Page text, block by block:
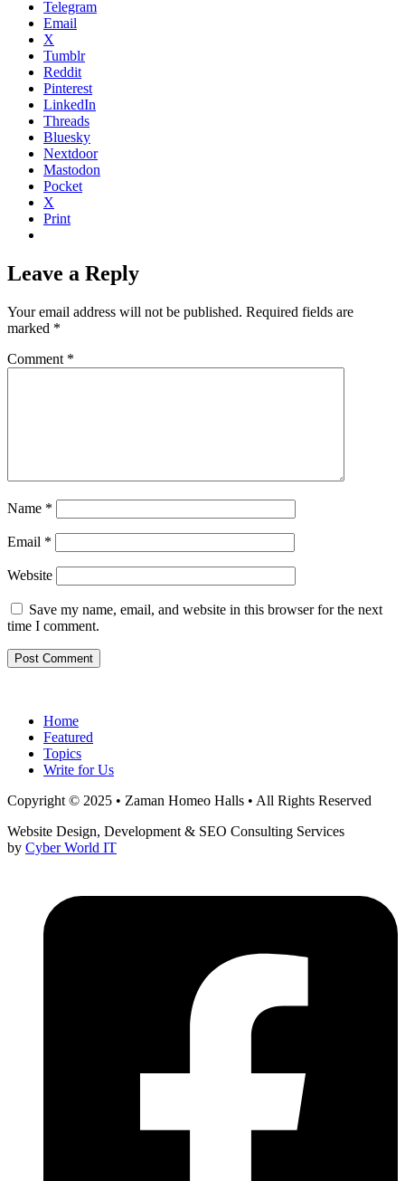
Telegram
Email
X
Tumblr
Reddit
Pinterest
LinkedIn
Threads
Bluesky
Nextdoor
Mastodon
Pocket
X
Print
Leave a Reply
Your email address will not be published. Required fields are
marked *
Comment *
Name *
Email *
Website
Save my name, email, and website in this browser for the next
time I comment.
Home
Featured
Topics
Write for Us
Copyright © 2025 • Zaman Homeo Halls • All Rights Reserved
Website Design, Development & SEO Consulting Services
by Cyber World IT